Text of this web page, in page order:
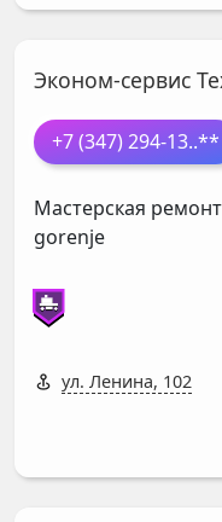
Эконом-сервис
+7 (347) 294-13..**
Мастерская
gorenje
ул. Ленина, 102